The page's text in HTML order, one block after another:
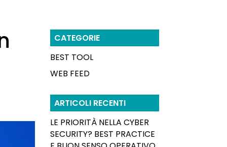
CATEGORIE
BEST TOOL
WEB FEED
ARTICOLI RECENTI
LE PRIORITÀ NELLA CYBER
SECURITY? BEST PRACTICE